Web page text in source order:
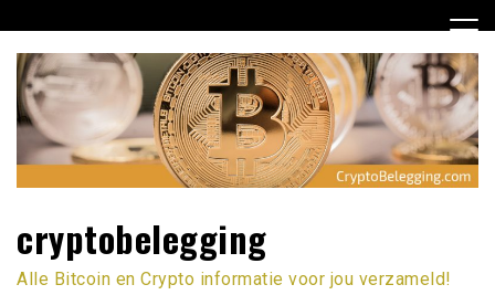
naar
inhoud
cryptobelegging
Alle Bitcoin en Crypto informatie voor jou verzameld!